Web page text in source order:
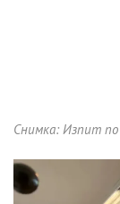
Снимка: Изпит